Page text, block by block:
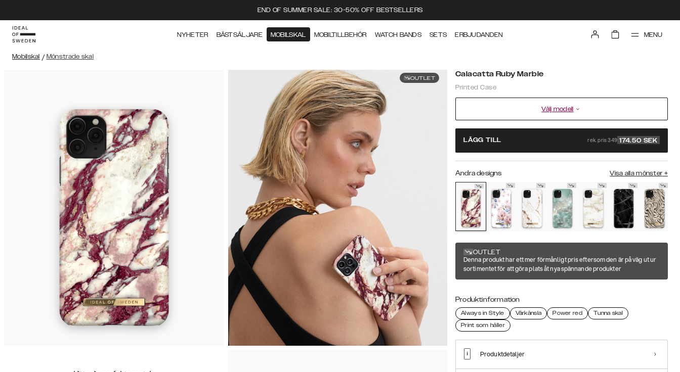
END OF SUMMER SALE: 30-50% OFF BESTSELLERS
NYHETER BÄSTSÄLJARE MOBILSKAL MOBILTILLBEHÖR WATCH BANDS SETS ERBJUDANDEN MENU
Mobilskal / Mönstrade skal
OUTLET Calacatta Ruby Marble
Printed Case
Välj modell
LÄGG TILL rek. pris 349 174.50 SEK
Andra designs Visa alla mönster +
OUTLET
Denna produkt har ett mer förmånligt pris eftersom den är på väg ut ur
sortimentet för att göra plats åt nya spännande produkter
Produktinformation
Always in Style Vårkänsla Power red
Tunna skal
Print som håller
Produktdetaljer